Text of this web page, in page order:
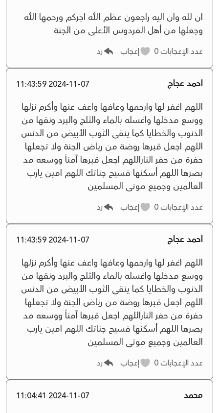
ان لله وان اليه راجعون عظم الله اجركم ورحمها الله
وجعلها من أهل الفردوس الأعلى من الجنة
عدد الإعجابات إعجاب رد
احمد عجاج 2024-11-07 11:43:59
اللهم اغفر لها وارحمها وعافها واعف عنها وأكرم نزلها
ووسع مدخلها واغسله بالماء والثلج والبرد ونقها من
الذنوب والخطايا كما ينقى الثوب الأبيض من الدنس
اللهم اجعل قبرها روضة من رياض الجنة ولا تجعلها
حفرة من حفر الناراللهم اجعل قبرها آمناً ووسعه مد
بصرها اللهم أسكنها فسيح جناتك اللهم امين يارب
العالمين وجميع موتى المسلمين
عدد الإعجابات إعجاب رد
احمد عجاج 2024-11-07 11:43:59
اللهم اغفر لها وارحمها وعافها واعف عنها وأكرم نزلها
ووسع مدخلها واغسله بالماء والثلج والبرد ونقها من
الذنوب والخطايا كما ينقى الثوب الأبيض من الدنس
اللهم اجعل قبرها روضة من رياض الجنة ولا تجعلها
حفرة من حفر الناراللهم اجعل قبرها آمناً ووسعه مد
بصرها اللهم أسكنها فسيح جناتك اللهم امين يارب
العالمين وجميع موتى المسلمين
عدد الإعجابات إعجاب رد
محمد 2024-11-07 11:04:41